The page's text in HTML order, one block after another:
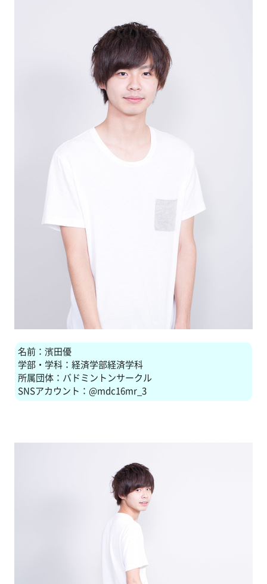
名前：濱田優
学部・学科：経済学部経済学科
所属団体：バドミントンサークル
SNSアカウント：@mdc16mr_3